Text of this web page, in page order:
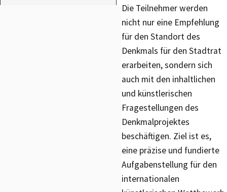
Die Teilnehmer werden
nicht nur eine Empfehlung
für den Standort des
Denkmals für den Stadtrat
erarbeiten, sondern sich
auch mit den inhaltlichen
und künstlerischen
Fragestellungen des
Denkmalprojektes
beschäftigen. Ziel ist es,
eine präzise und fundierte
Aufgabenstellung für den
internationalen